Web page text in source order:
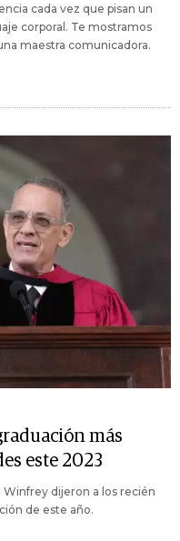
cada vez que pisan un
corporal. Te mostramos
maestra comunicadora.
más
este 2023
Winfrey dijeron a los recién
de este año.